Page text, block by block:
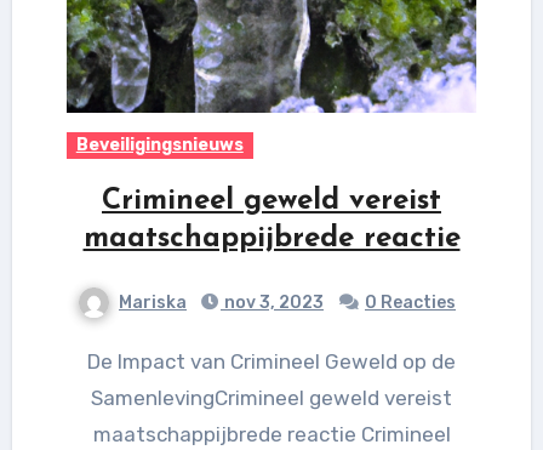
Beveiligingsnieuws
Crimineel geweld vereist
maatschappijbrede reactie
Mariska nov 3, 2023 0 Reacties
De Impact van Crimineel Geweld op de
SamenlevingCrimineel geweld vereist
maatschappijbrede reactie Crimineel